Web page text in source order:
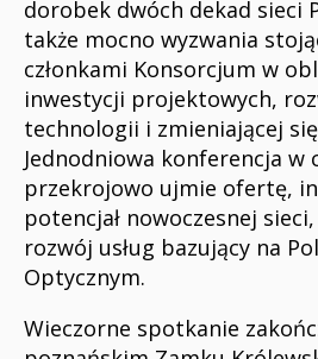
dorobek dwóch dekad sieci
także mocno wyzwania
członkami Konsorcjum w
inwestycji projektowych,
technologii i zmieniającej
Jednodniowa konferencja w
przekrojowo ujmie ofertę,
potencjał nowoczesnej
rozwój usług bazujący na
Optycznym.
Wieczorne spotkanie